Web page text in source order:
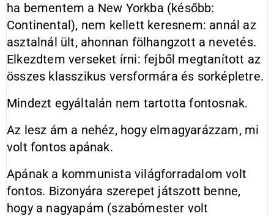
ha bementem a New Yorkba (később:
Continental), nem kellett keresnem: annál az
asztalnál ült, ahonnan fölhangzott a nevetés.
Elkezdtem verseket írni: fejből megtanított az
összes klasszikus versformára és sorképletre.
Mindezt egyáltalán nem tartotta fontosnak.
Az lesz ám a nehéz, hogy elmagyarázzam, mi
volt fontos apának.
Apának a kommunista világforradalom volt
fontos. Bizonyára szerepet játszott benne,
hogy a nagyapám (szabómester volt